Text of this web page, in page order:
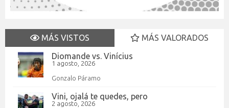
MÁS VISTOS
MÁS VALORADOS
Diomande vs. Vinícius
1 agosto, 2026
Gonzalo Páramo
Vini, ojalá te quedes, pero
2 agosto, 2026